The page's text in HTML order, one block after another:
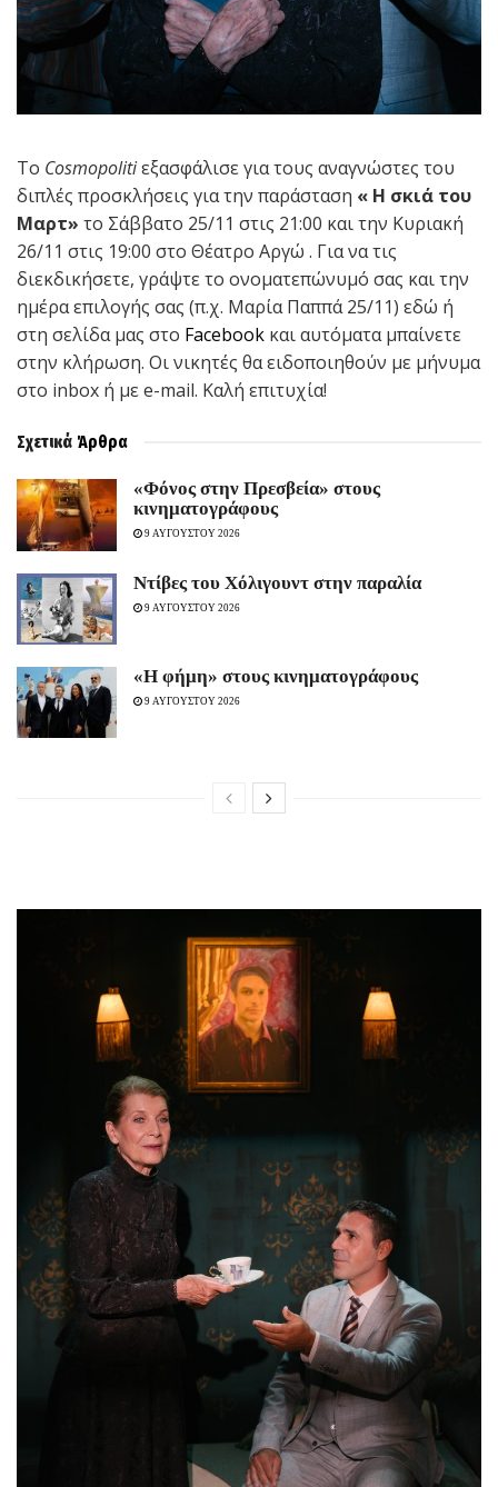
Το Cosmopolitiεξασφάλισε για τους αναγνώστες του
διπλές προσκλήσεις για την παράσταση « Η σκιά του
Μαρτ» το Σάββατο 25/11 στις 21:00 και την Κυριακή
26/11 στις 19:00 στο Θέατρο Αργώ . Για να τις
διεκδικήσετε, γράψτε το ονοματεπώνυμό σας και την
ημέρα επιλογής σας (π.χ. Μαρία Παππά 25/11) εδώ ή
στη σελίδα μας στο Facebook και αυτόματα μπαίνετε
στην κλήρωση. Οι νικητές θα ειδοποιηθούν με μήνυμα
στο inbox ή με e-mail. Καλή επιτυχία!
Σχετικά Άρθρα
«Φόνος στην Πρεσβεία» στους
κινηματογράφους
9 ΑΥΓΟΥΣΤΟΥ 2026
Ντίβες του Χόλιγουντ στην παραλία
9 ΑΥΓΟΥΣΤΟΥ 2026
«H φήμη» στους κινηματογράφους
9 ΑΥΓΟΥΣΤΟΥ 2026